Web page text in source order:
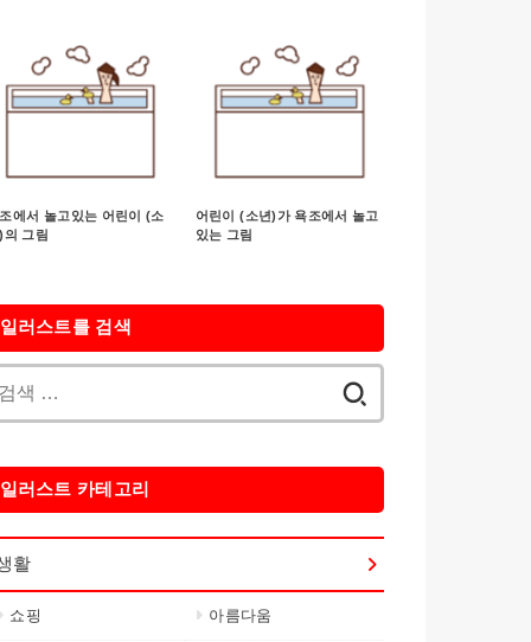
에서 놀고있는 어린이 (소
의 그림
어린이 (소년)가 욕조에서 놀고
있는 그림
일러스트를 검색
일러스트 카테고리
활
쇼핑 아름다움